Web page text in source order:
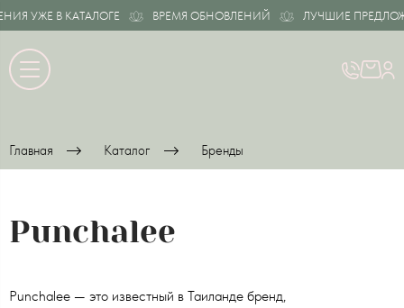
УЖЕ В КАТАЛОГЕ ВРЕМЯ ОБНОВЛЕНИЙ ЛУЧШИЕ
Главная Каталог Бренды
Punchalee
Punchalee — это известный в Таиланде бренд,